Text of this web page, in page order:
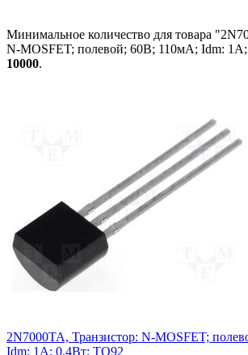
Минимальное количество для товара
N-MOSFET; полевой; 60В; 110мА; Idm:
10000.
2N7000TA, Транзистор: N-MOSFET;
Idm: 1А; 0,4Вт; TO92